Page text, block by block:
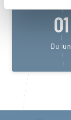
Du